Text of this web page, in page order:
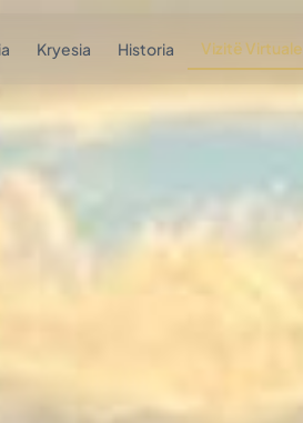
Kryesia Historia Vizitë Virtuale